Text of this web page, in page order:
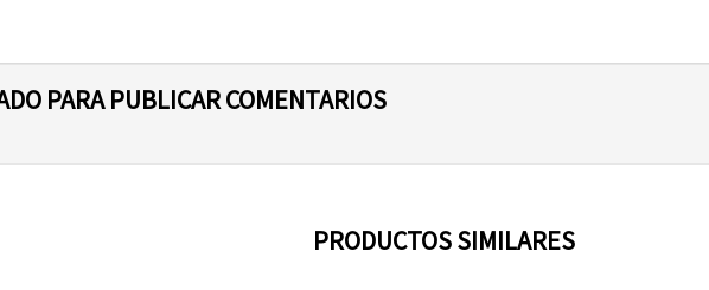
PARA PUBLICAR COMENTARIOS
PRODUCTOS SIMILARES